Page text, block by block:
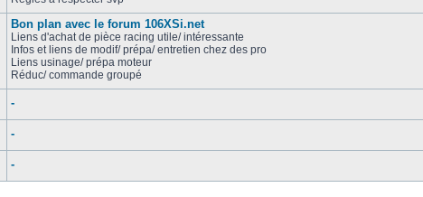
Bon plan avec le forum 106XSi.net
Liens d'achat de pièce racing utile/ intéressante
Infos et liens de modif/ prépa/ entretien chez des pro
Liens usinage/ prépa moteur
Réduc/ commande groupé
-
-
-